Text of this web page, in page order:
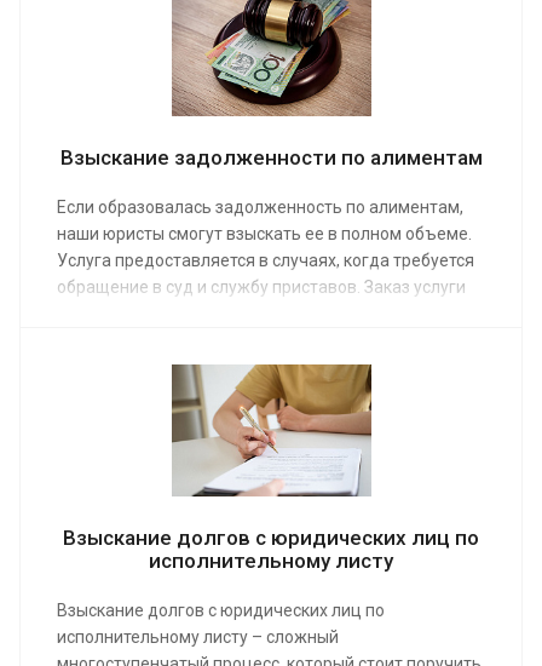
Взыскание задолженности по алиментам
Если образовалась задолженность по алиментам,
наши юристы смогут взыскать ее в полном объеме.
Услуга предоставляется в случаях, когда требуется
обращение в суд и службу приставов. Заказ услуги
адвоката по семейным делам от 4 000 руб.
Взыскание долгов с юридических лиц по
исполнительному листу
Взыскание долгов с юридических лиц по
исполнительному листу – сложный